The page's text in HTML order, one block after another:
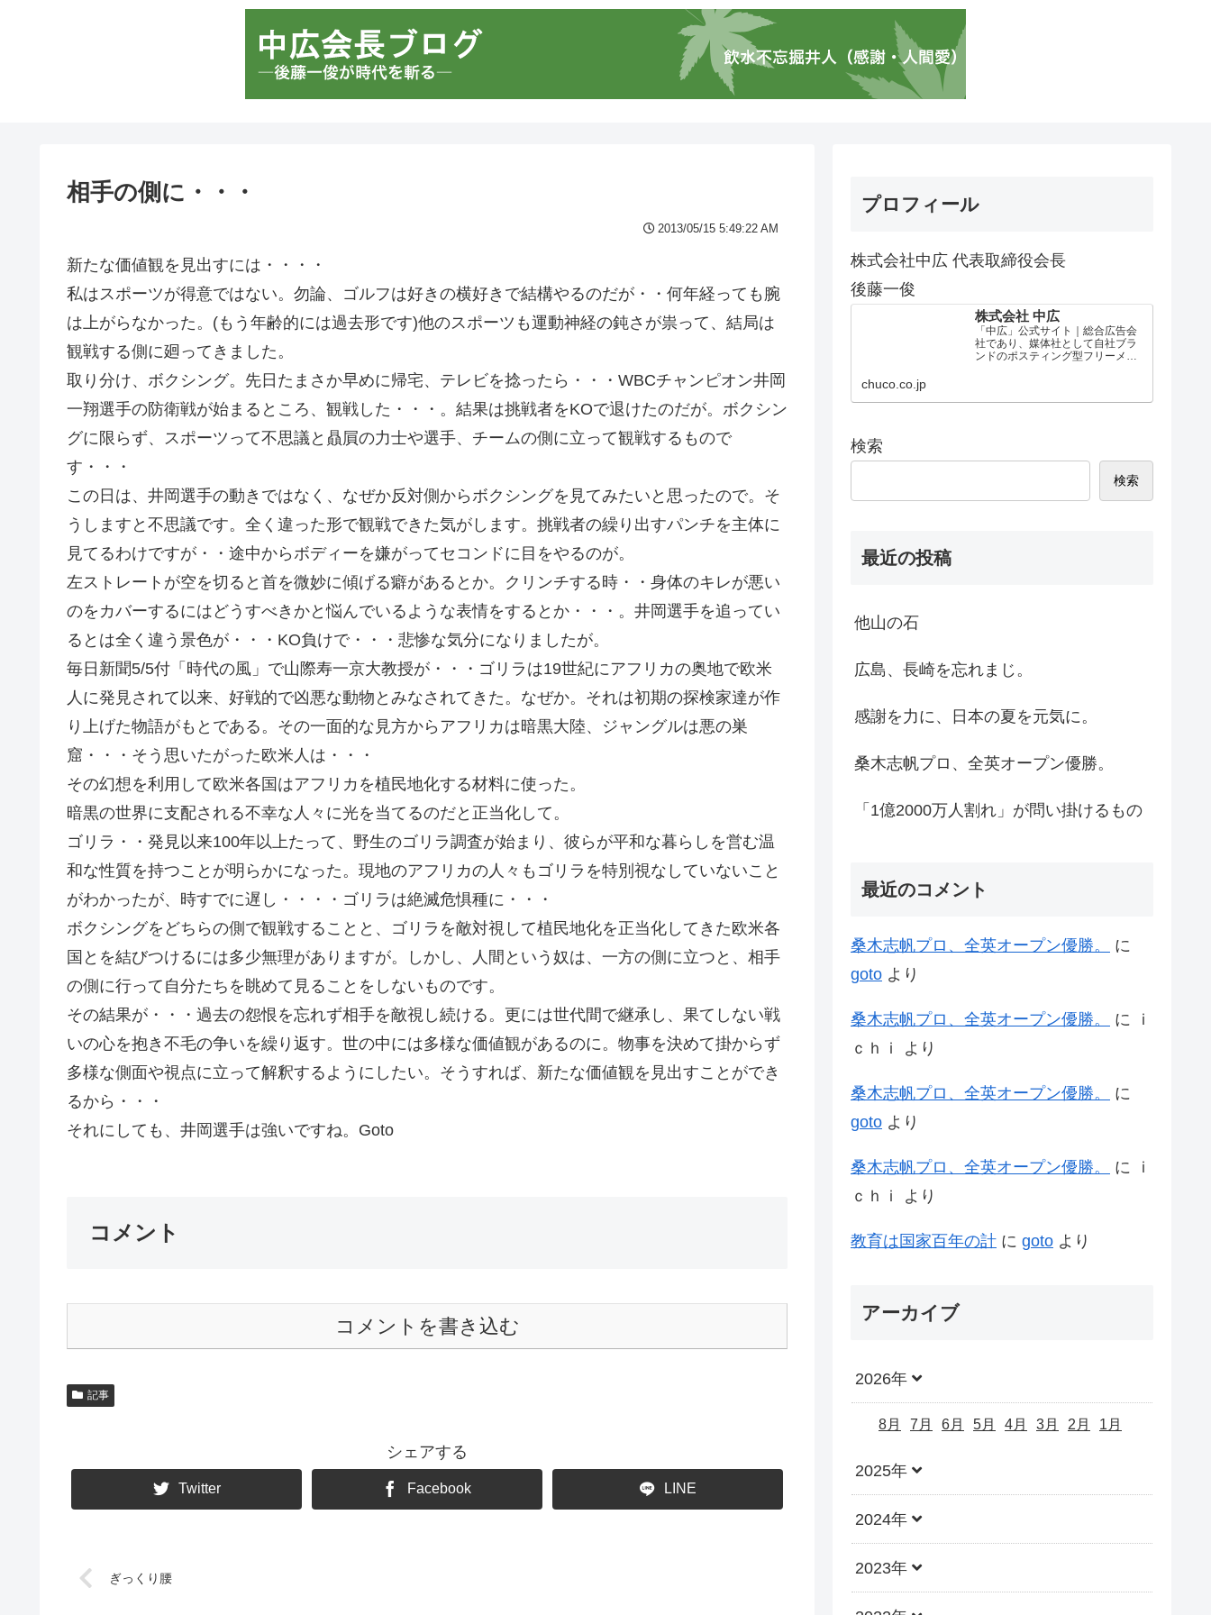
相手の側に・・・
2013/05/15 5:49:22 AM
新たな価値観を見出すには・・・・
私はスポーツが得意ではない。勿論、ゴルフは好きの横好きで結構やるのだが・・何年経っても腕
は上がらなかった。(もう年齢的には過去形です)他のスポーツも運動神経の鈍さが祟って、結局は
観戦する側に廻ってきました。
取り分け、ボクシング。先日たまさか早めに帰宅、テレビを捻ったら・・・WBCチャンピオン井岡
一翔選手の防衛戦が始まるところ、観戦した・・・。結果は挑戦者をKOで退けたのだが。ボクシン
グに限らず、スポーツって不思議と贔屓の力士や選手、チームの側に立って観戦するもので
す・・・
この日は、井岡選手の動きではなく、なぜか反対側からボクシングを見てみたいと思ったので。そ
うしますと不思議です。全く違った形で観戦できた気がします。挑戦者の繰り出すパンチを主体に
見てるわけですが・・途中からボディーを嫌がってセコンドに目をやるのが。
左ストレートが空を切ると首を微妙に傾げる癖があるとか。クリンチする時・・身体のキレが悪い
のをカバーするにはどうすべきかと悩んでいるような表情をするとか・・・。井岡選手を追ってい
るとは全く違う景色が・・・KO負けで・・・悲惨な気分になりましたが。
毎日新聞5/5付「時代の風」で山際寿一京大教授が・・・ゴリラは19世紀にアフリカの奥地で欧米
人に発見されて以来、好戦的で凶悪な動物とみなされてきた。なぜか。それは初期の探検家達が作
り上げた物語がもとである。その一面的な見方からアフリカは暗黒大陸、ジャングルは悪の巣
窟・・・そう思いたがった欧米人は・・・
その幻想を利用して欧米各国はアフリカを植民地化する材料に使った。
暗黒の世界に支配される不幸な人々に光を当てるのだと正当化して。
ゴリラ・・発見以来100年以上たって、野生のゴリラ調査が始まり、彼らが平和な暮らしを営む温
和な性質を持つことが明らかになった。現地のアフリカの人々もゴリラを特別視なしていないこと
がわかったが、時すでに遅し・・・・ゴリラは絶滅危惧種に・・・
ボクシングをどちらの側で観戦することと、ゴリラを敵対視して植民地化を正当化してきた欧米各
国とを結びつけるには多少無理がありますが。しかし、人間という奴は、一方の側に立つと、相手
の側に行って自分たちを眺めて見ることをしないものです。
その結果が・・・過去の怨恨を忘れず相手を敵視し続ける。更には世代間で継承し、果てしない戦
いの心を抱き不毛の争いを繰り返す。世の中には多様な価値観があるのに。物事を決めて掛からず
多様な側面や視点に立って解釈するようにしたい。そうすれば、新たな価値観を見出すことができ
るから・・・
それにしても、井岡選手は強いですね。Goto
コメント
コメントを書き込む
記事
シェアする
Twitter Facebook LINE
ぎっくり腰
プロフィール
株式会社中広 代表取締役会長
後藤一俊
株式会社 中広
「中広」公式サイト｜総合広告会
社であり、媒体社として自社ブラ
ンドのポスティング型フリーメデ
chuco.co.jp
検索
検索
最近の投稿
他山の石
広島、長崎を忘れまじ。
感謝を力に、日本の夏を元気に。
桑木志帆プロ、全英オープン優勝。
「1億2000万人割れ」が問い掛けるもの
最近のコメント
桑木志帆プロ、全英オープン優勝。
に
goto より
桑木志帆プロ、全英オープン優勝。 に
ｉ
ｃｈｉ
より
桑木志帆プロ、全英オープン優勝。
に
goto より
桑木志帆プロ、全英オープン優勝。 に
ｉ
ｃｈｉ
より
教育は国家百年の計 に goto より
アーカイブ
2026年
8月 7月 6月 5月 4月 3月 2月 1月
2025年
2024年
2023年